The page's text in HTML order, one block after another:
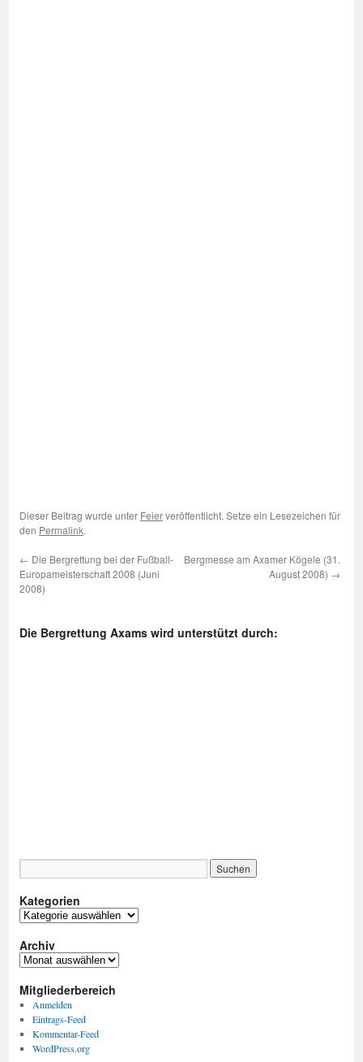
Dieser Beitrag wurde unter Feierveröffentlicht. Setze ein Lesezeichen für
den Permalink.
← Die Bergrettung bei der Fußball-
Europameisterschaft 2008 (Juni
2008)
Bergmesse am Axamer Kögele (31.
August 2008) →
Die Bergrettung Axams wird unterstützt durch:
Kategorien
Kategorien
Archiv
Archiv
Mitgliederbereich
Anmelden
Eintrags-Feed
Kommentar-Feed
WordPress.org